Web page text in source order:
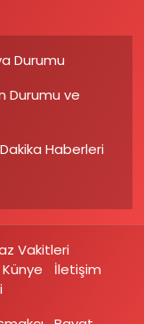
Durumu
Durumu ve
Haberleri
Vakitleri
Künye
İletişim